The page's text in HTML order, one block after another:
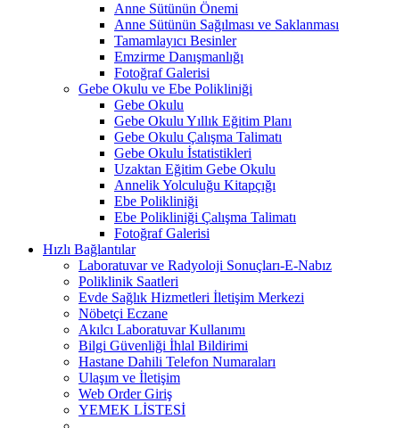
Anne Sütünün Önemi
Anne Sütünün Sağılması ve Saklanması
Tamamlayıcı Besinler
Emzirme Danışmanlığı
Fotoğraf Galerisi
Gebe Okulu ve Ebe Polikliniği
Gebe Okulu
Gebe Okulu Yıllık Eğitim Planı
Gebe Okulu Çalışma Talimatı
Gebe Okulu İstatistikleri
Uzaktan Eğitim Gebe Okulu
Annelik Yolculuğu Kitapçığı
Ebe Polikliniği
Ebe Polikliniği Çalışma Talimatı
Fotoğraf Galerisi
Hızlı Bağlantılar
Laboratuvar ve Radyoloji Sonuçları-E-Nabız
Poliklinik Saatleri
Evde Sağlık Hizmetleri İletişim Merkezi
Nöbetçi Eczane
Akılcı Laboratuvar Kullanımı
Bilgi Güvenliği İhlal Bildirimi
Hastane Dahili Telefon Numaraları
Ulaşım ve İletişim
Web Order Giriş
YEMEK LİSTESİ